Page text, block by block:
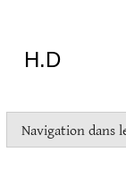
H.D
Navigation dans